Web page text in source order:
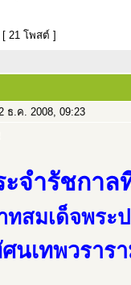
[ 21 โพสต์ ]
ธ.ค. 2008, 09:23
ะจำรัชกาล
ทสมเด็จพระ
นเทพวราร